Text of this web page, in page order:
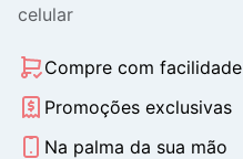
celular
Compre com facilidade
Promoções exclusivas
Na palma da sua mão